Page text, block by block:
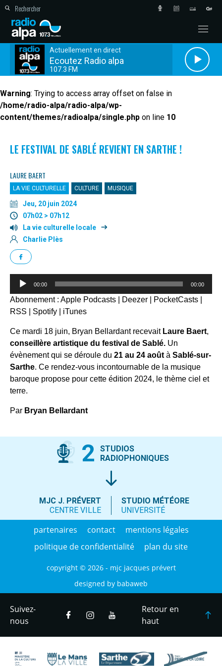
Actuellement en direct
Ecoutez Radio alpa
107.3 FM
Warning: Trying to access array offset on false in
/home/radio-alpa/radio-alpa/wp-
content/themes/radioalpa/single.php on line 10
LE FESTIVAL DE SABLÉ REVIENT EN SARTHE !
LAURE BAERT
LA VIE CULTURELLE CULTURE MUSIQUE
Jeu, 20 juin 2024
07h02 > 07h12
La vie culturelle locale
Charlie Plès
Lecteur
00:00 00:00
Abonnement : Apple Podcasts Deezer PocketCasts
RSS
Spotify iTunes
Ce mardi 18 juin, Bryan Bellardant recevait Laure Baert,
conseillère artistique du festival de Sablé. Un
évènement qui se déroule du 21 au 24 août à Sablé-sur-
Sarthe. Ce rendez-vous incontournable de la musique
baroque propose pour cette édition 2024, le thème ciel et
terre.
Par Bryan Bellardant
2
STUDIOS
RADIOPHONIQUES
MJC J. PRÉVERT
CENTRE VILLE
STUDIO MÉTÉORE
UNIVERSITÉ
partenaires contact
mentions légales
politique de confidentialité
plan du site
copyright © 2026 - mjc jacques prévert
designed by babaweb
Suivez-
nous
Retour en
haut